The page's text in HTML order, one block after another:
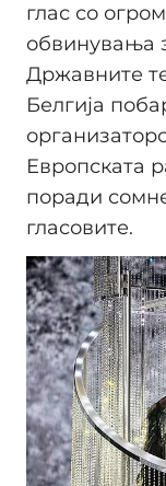
глас со
обвинувања
Државните
Белгија
Европската
поради
гласовите.